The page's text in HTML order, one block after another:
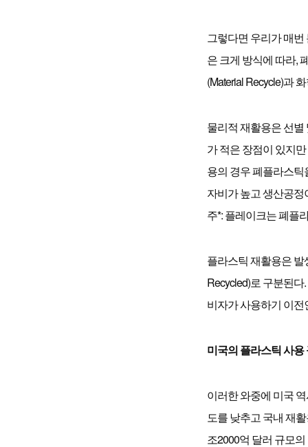
그렇다면 우리가 매
은 크게 방식에 따라,
(Material Recycle)과
물리적 재활용은 선
가 적은 장점이 있지
용의 경우 폐플라스
자비가 높고 생산공
주*: 플레이크는 폐플
플라스틱 재활용은 발
Recycled)로 구분된
비자가 사용하기 이
미국의 플라스틱 사
이러한 와중에 미국
도를 낮추고 국내 재
조2000억 달러 규모의